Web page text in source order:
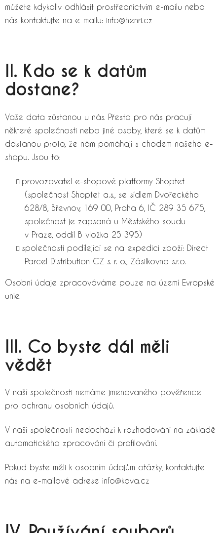
můžete kdykoliv odhlásit prostřednictvím e-mailu nebo
nás kontaktujte na e-mailu: info@henri.cz
II. Kdo se k datům
dostane?
Vaše data zůstanou u nás. Přesto pro nás pracují
některé společnosti nebo jiné osoby, které se k datům
dostanou proto, že nám pomáhají s chodem našeho e-
shopu. Jsou to:
provozovatel e-shopové platformy Shoptet
(společnost Shoptet a.s., se sídlem Dvořeckého
628/8, Břevnov, 169 00, Praha 6, IČ 289 35 675,
společnost je zapsaná u Městského soudu
v Praze, oddíl B vložka 25 395)
společnosti podílející se na expedici zboží: Direct
Parcel Distribution CZ s. r. o., Zásilkovna s.r.o.
Osobní údaje zpracováváme pouze na území Evropské
unie.
III. Co byste dál měli
vědět
V naší společnosti nemáme jmenovaného pověřence
pro ochranu osobních údajů.
V naší společnosti nedochází k rozhodování na základě
automatického zpracování či profilování.
Pokud byste měli k osobním údajům otázky, kontaktujte
nás na e-mailové adrese info@kava.cz